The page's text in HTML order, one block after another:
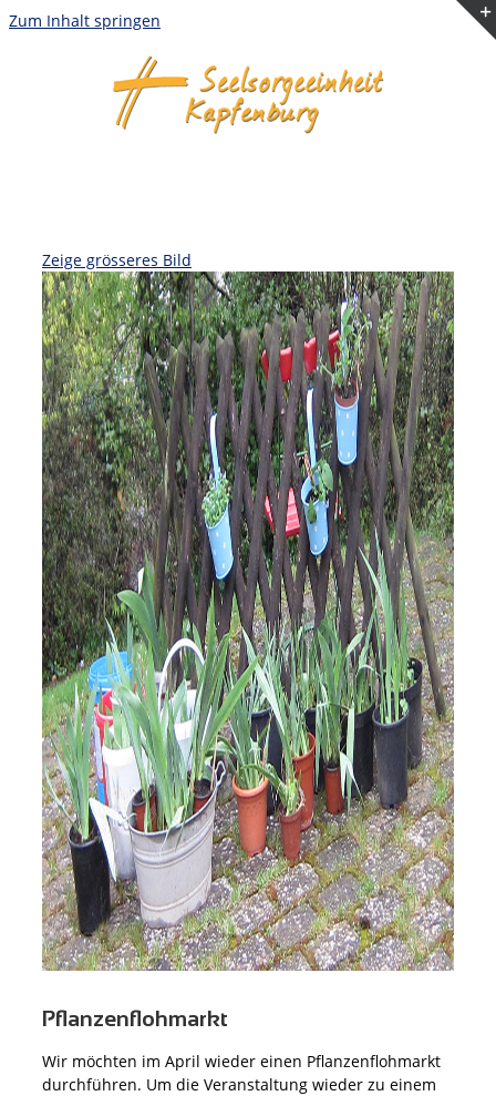
Zum Inhalt springen
Zeige grösseres Bild
Pflanzenflohmarkt
Wir möchten im April wieder einen Pflanzenflohmarkt
durchführen. Um die Veranstaltung wieder zu einem